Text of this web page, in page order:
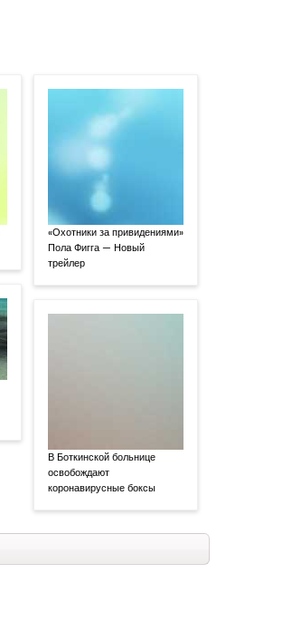
«Охотники за привидениями»
Пола Фигга — Новый
трейлер
В Боткинской больнице
освобождают
коронавирусные боксы